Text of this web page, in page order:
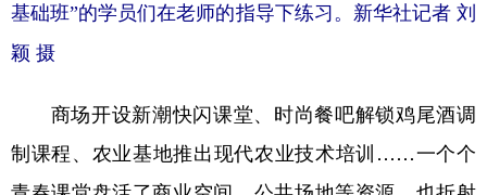
基础班”的学员们在老师的指导下练习。新华社记者 刘
颖 摄
商场开设新潮快闪课堂、时尚餐吧解锁鸡尾酒调
制课程、农业基地推出现代农业技术培训……一个个